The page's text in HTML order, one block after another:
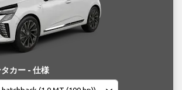
カー - 仕様